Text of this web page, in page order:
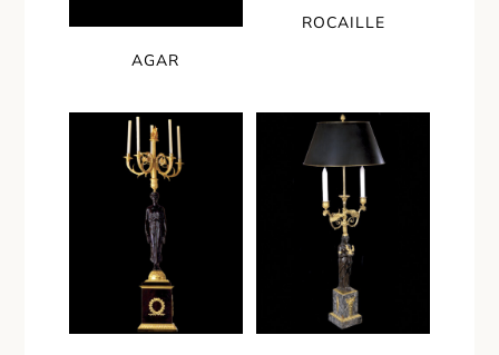
AGAR
ROCAILLE